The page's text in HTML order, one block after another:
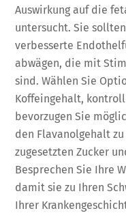
Auswirkung auf die
untersucht. Sie
verbesserte
abwägen, die mit
sind. Wählen Sie
Koffeingehalt,
bevorzugen Sie
den Flavanolgehalt
zugesetzten Zucker
Besprechen Sie Ihre
damit sie zu Ihren
Ihrer